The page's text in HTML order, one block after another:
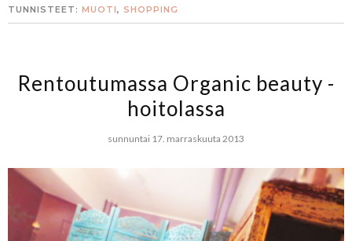
TUNNISTEET: MUOTI, SHOPPING
Rentoutumassa Organic beauty -
hoitolassa
sunnuntai 17. marraskuuta 2013